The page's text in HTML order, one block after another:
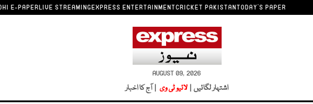
E-PAPERLIVE STREAMINGEXPRESS ENTERTAINMENTCRICKET PAKISTANTODAY'S PAPER
AUGUST 09, 2026
اشتہار لگائیں | لائیو ٹی وی | آج کا اخبار